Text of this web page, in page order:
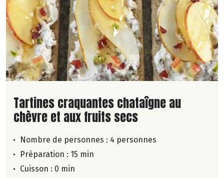
Lire la suite de la recette
Tartines craquantes chataîgne au
chèvre et aux fruits secs
Nombre de personnes : 4 personnes
Préparation : 15 min
Cuisson : 0 min